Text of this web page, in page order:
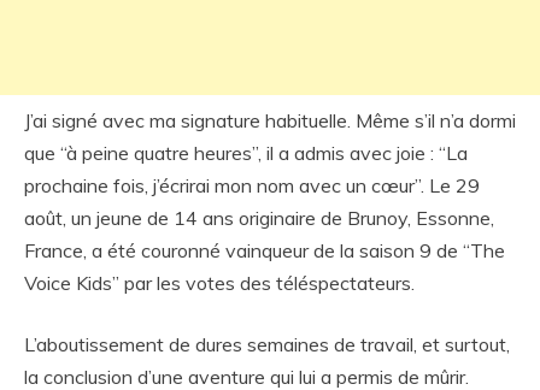
J’ai signé avec ma signature habituelle. Même s’il n’a dormi
que “à peine quatre heures”, il a admis avec joie : “La
prochaine fois, j’écrirai mon nom avec un cœur”. Le 29
août, un jeune de 14 ans originaire de Brunoy, Essonne,
France, a été couronné vainqueur de la saison 9 de “The
Voice Kids” par les votes des téléspectateurs.
L’aboutissement de dures semaines de travail, et surtout,
la conclusion d’une aventure qui lui a permis de mûrir.